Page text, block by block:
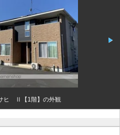
ヒ Ⅱ【1階】の外観